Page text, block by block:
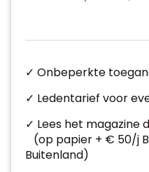
✓ Onbeperkte
✓ Ledentarief voor
✓ Lees het magazine
(op papier + € 50/j
Buitenland)